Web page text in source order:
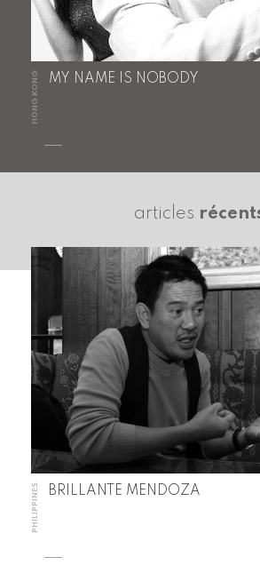
HONG KONG MY NAME IS NOBODY
articles
PHILIPPINES BRILLANTE MENDOZA